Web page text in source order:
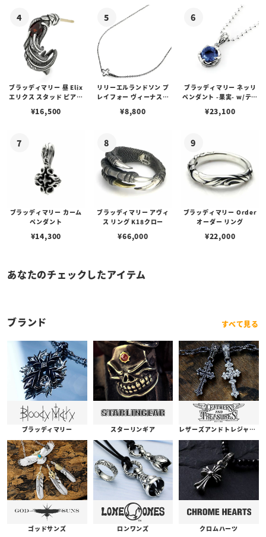
ブラッディマリー 昼 Elix
エリクス スタッド ピアス
¥16,500
リリーエルランドソン プ
レイフォー ヴィーナスチ
¥8,800
ブラッディマリー ネッリ
ペンダント -果実- w/ティ
¥23,100
ブラッディマリー カーム
ペンダント
¥14,300
ブラッディマリー アヴィ
ス リング K18クロー
¥66,000
ブラッディマリー Order
オーダー リング
¥22,000
あなたのチェックしたアイテム
ブランド すべて見る
ブラッディマリー スターリンギア レザーズアンドトレジャーズ
ゴッドサンズ ロンワンズ クロムハーツ